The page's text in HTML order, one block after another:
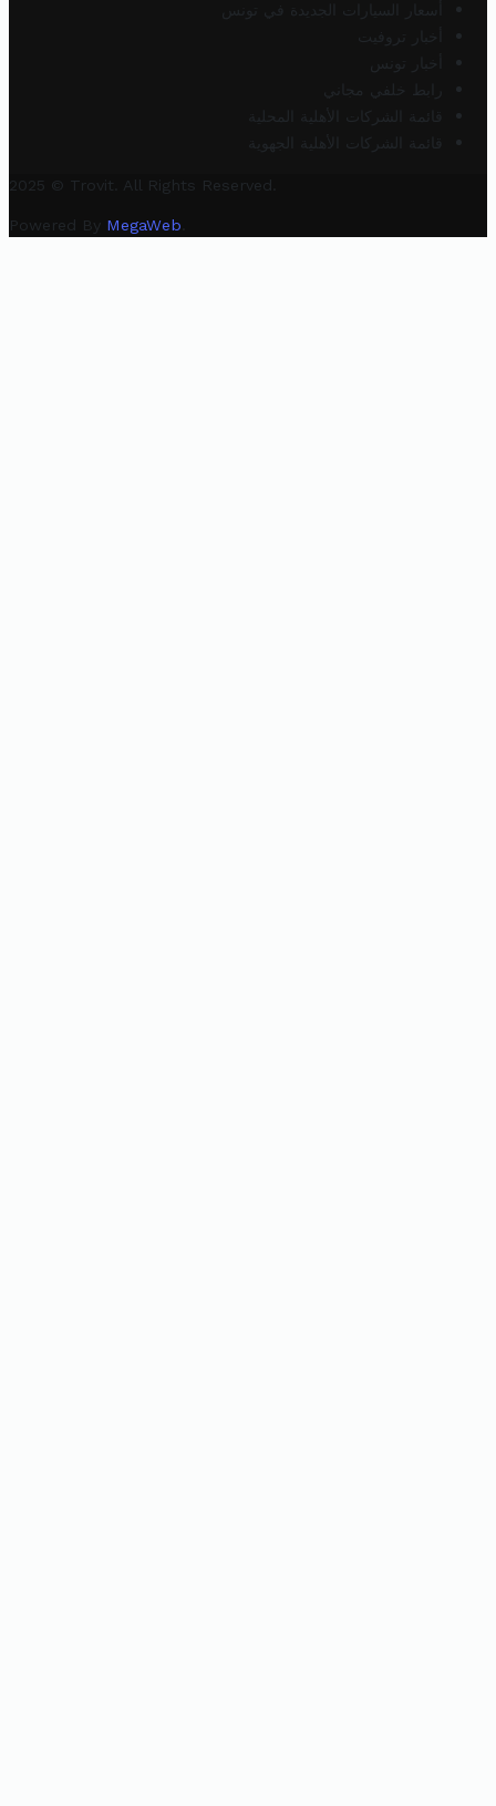
أسعار السيارات الجديدة في تونس
أخبار تروفيت
أخبار تونس
رابط خلفي مجاني
قائمة الشركات الأهلية المحلية
قائمة الشركات الأهلية الجهوية
2025 © Trovit. All Rights Reserved.
Powered By MegaWeb